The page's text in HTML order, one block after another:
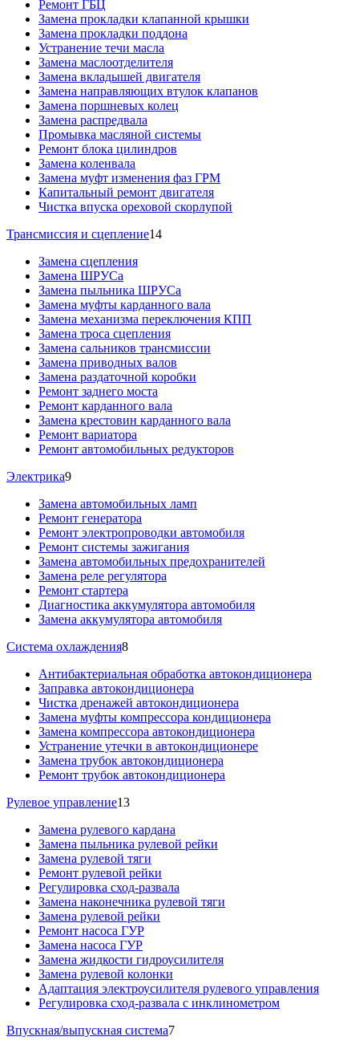
Ремонт ГБЦ
Замена прокладки клапанной крышки
Замена прокладки поддона
Устранение течи масла
Замена маслоотделителя
Замена вкладышей двигателя
Замена направляющих втулок клапанов
Замена поршневых колец
Замена распредвала
Промывка масляной системы
Ремонт блока цилиндров
Замена коленвала
Замена муфт изменения фаз ГРМ
Капитальный ремонт двигателя
Чистка впуска ореховой скорлупой
Трансмиссия и сцепление14
Замена сцепления
Замена ШРУСа
Замена пыльника ШРУСа
Замена муфты карданного вала
Замена механизма переключения КПП
Замена троса сцепления
Замена сальников трансмиссии
Замена приводных валов
Замена раздаточной коробки
Ремонт заднего моста
Ремонт карданного вала
Замена крестовин карданного вала
Ремонт вариатора
Ремонт автомобильных редукторов
Электрика9
Замена автомобильных ламп
Ремонт генератора
Ремонт электропроводки автомобиля
Ремонт системы зажигания
Замена автомобильных предохранителей
Замена реле регулятора
Ремонт стартера
Диагностика аккумулятора автомобиля
Замена аккумулятора автомобиля
Система охлаждения8
Антибактериальная обработка автокондиционера
Заправка автокондиционера
Чистка дренажей автокондиционера
Замена муфты компрессора кондиционера
Замена компрессора автокондиционера
Устранение утечки в автокондиционере
Замена трубок автокондиционера
Ремонт трубок автокондиционера
Рулевое управление13
Замена рулевого кардана
Замена пыльника рулевой рейки
Замена рулевой тяги
Ремонт рулевой рейки
Регулировка сход-развала
Замена наконечника рулевой тяги
Замена рулевой рейки
Ремонт насоса ГУР
Замена насоса ГУР
Замена жидкости гидроусилителя
Замена рулевой колонки
Адаптация электроусилителя рулевого управления
Регулировка сход-развала с инклинометром
Впускная/выпускная система7